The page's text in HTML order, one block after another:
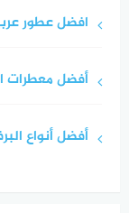
افضل عطور
أفضل معطرات
أفضل أنواع